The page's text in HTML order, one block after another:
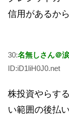
信用があるか
30:名無しさん＠涙
ID:iD1liH0J0.net
株投資やらす
い範囲の後払